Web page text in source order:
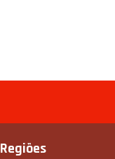
Regiões